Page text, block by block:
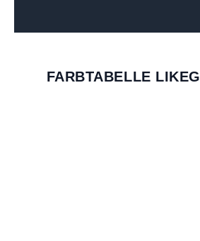
FARBTABELLE LIKEG